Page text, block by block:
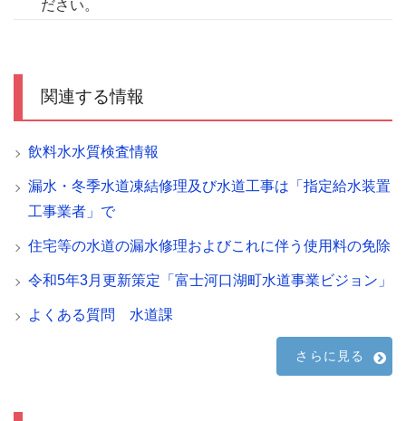
ださい。
関連する情報
飲料水水質検査情報
漏水・冬季水道凍結修理及び水道工事は「指定給水装置
工事業者」で
住宅等の水道の漏水修理およびこれに伴う使用料の免除
令和5年3月更新策定「富士河口湖町水道事業ビジョン」
よくある質問 水道課
さらに見る